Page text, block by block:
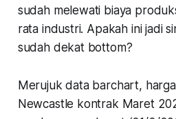
sudah melewati biaya
rata industri. Apakah ini jadi
sudah dekat bottom?
Merujuk data barchart,
Newcastle kontrak Maret